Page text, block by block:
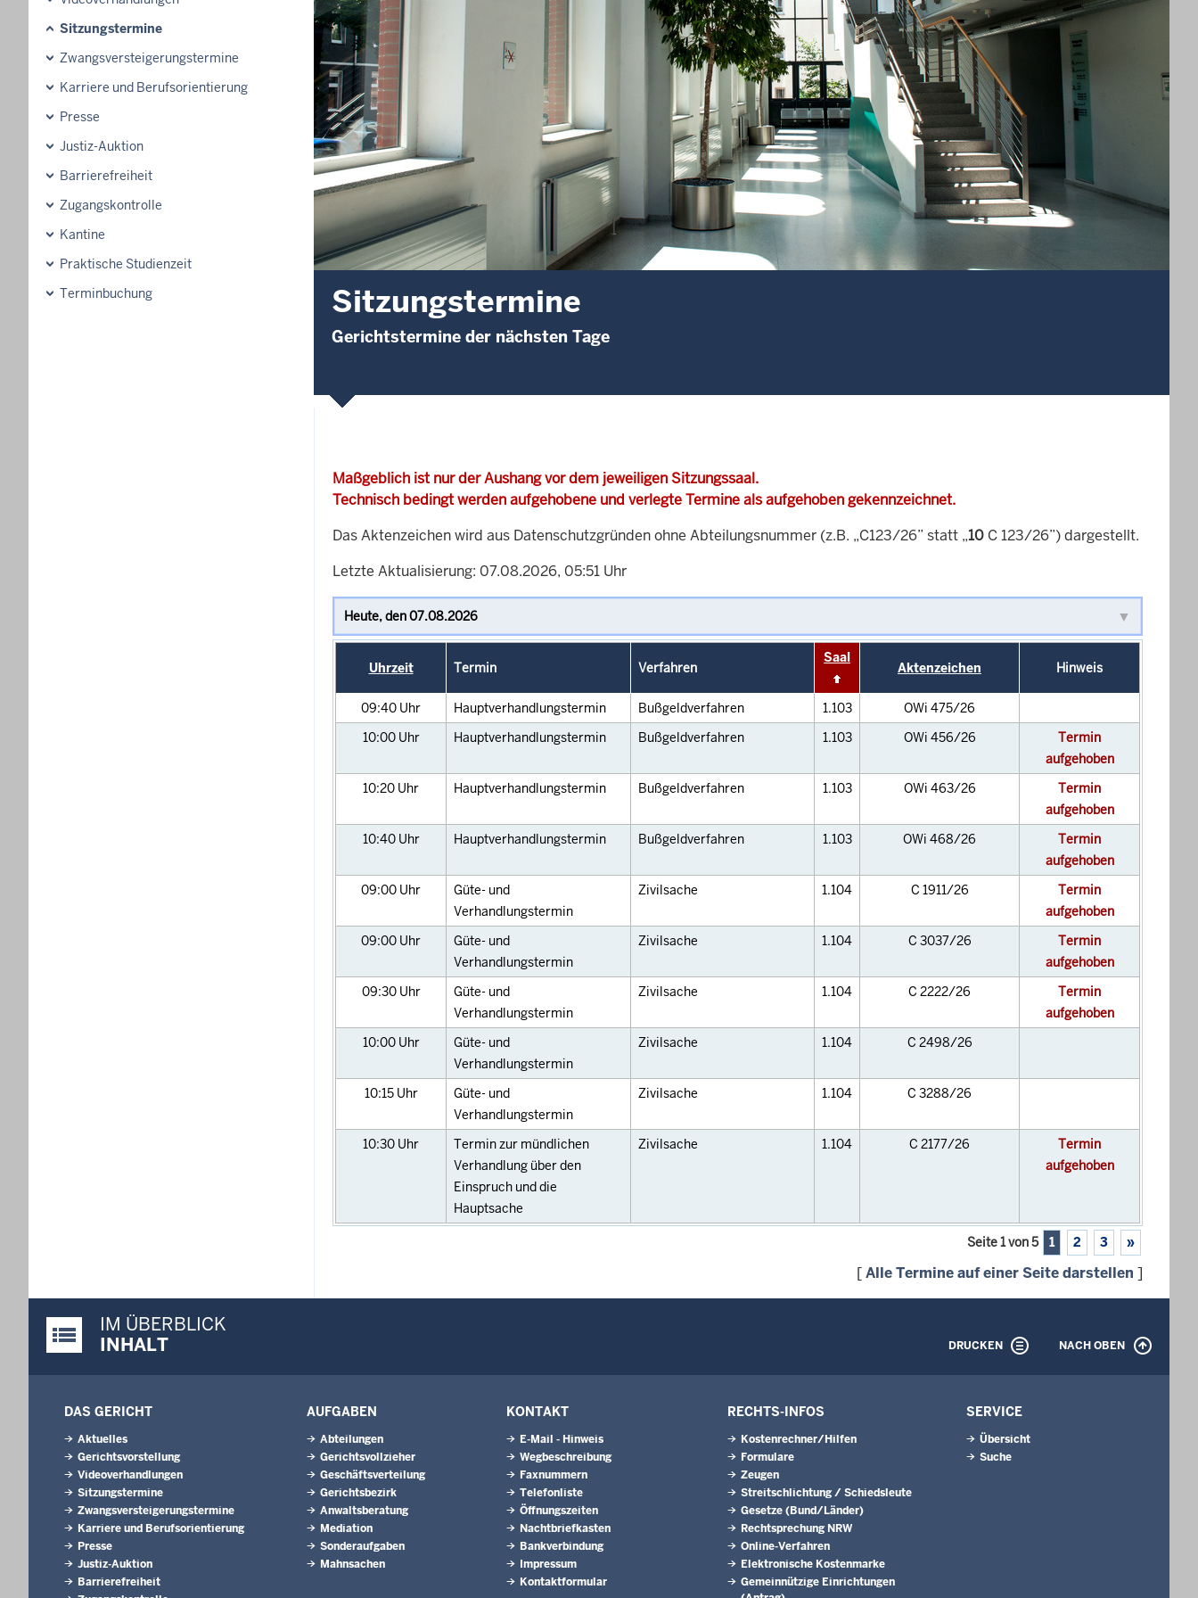
Sitzungstermine
Zwangsversteigerungstermine
Karriere und Berufsorientierung
Presse
Justiz-Auktion
Barrierefreiheit
Zugangskontrolle
Kantine
Praktische Studienzeit
Terminbuchung
Sitzungstermine
Gerichtstermine der nächsten Tage
Maßgeblich ist nur der Aushang vor dem jeweiligen Sitzungssaal.
Technisch bedingt werden aufgehobene und verlegte Termine als aufgehoben gekennzeichnet.
Das Aktenzeichen wird aus Datenschutzgründen ohne Abteilungsnummer (z.B. „C123/26” statt „10 C 123/26”) dargestellt.
Letzte Aktualisierung: 07.08.2026, 05:51 Uhr
Uhrzeit Termin Verfahren
Saal
Aktenzeichen Hinweis
09:40 Uhr Hauptverhandlungstermin Bußgeldverfahren 1.103
OWi 475/26
10:00 Uhr Hauptverhandlungstermin Bußgeldverfahren 1.103 OWi 456/26
Termin
aufgehoben
10:20 Uhr Hauptverhandlungstermin Bußgeldverfahren 1.103 OWi 463/26
Termin
aufgehoben
10:40 Uhr Hauptverhandlungstermin Bußgeldverfahren 1.103 OWi 468/26
Termin
aufgehoben
09:00 Uhr
Güte- und
Verhandlungstermin
Zivilsache 1.104 C 1911/26
Termin
aufgehoben
09:00 Uhr
Güte- und
Verhandlungstermin
Zivilsache 1.104 C 3037/26
Termin
aufgehoben
09:30 Uhr
Güte- und
Verhandlungstermin
Zivilsache 1.104 C 2222/26
Termin
aufgehoben
10:00 Uhr
Güte- und
Verhandlungstermin
Zivilsache 1.104 C 2498/26
10:15 Uhr
Güte- und
Verhandlungstermin
Zivilsache 1.104 C 3288/26
10:30 Uhr
Termin zur mündlichen
Verhandlung über den
Einspruch und die
Hauptsache
Zivilsache 1.104 C 2177/26
Termin
aufgehoben
Seite 1 von 5 1 2 3 »
[Alle Termine auf einer Seite darstellen ]
Justiz-Portal im Überblick:
IM ÜBERBLICK
INHALT
DRUCKEN NACH OBEN
DAS GERICHT
Aktuelles
Gerichtsvorstellung
Videoverhandlungen
Sitzungstermine
Zwangsversteigerungstermine
Karriere und Berufsorientierung
Presse
Justiz-Auktion
Barrierefreiheit
AUFGABEN
Abteilungen
Gerichtsvollzieher
Geschäftsverteilung
Gerichtsbezirk
Anwaltsberatung
Mediation
Sonderaufgaben
Mahnsachen
KONTAKT
E-Mail - Hinweis
Wegbeschreibung
Faxnummern
Telefonliste
Öffnungszeiten
Nachtbriefkasten
Bankverbindung
Impressum
Kontaktformular
RECHTS-INFOS
Kostenrechner/Hilfen
Formulare
Zeugen
Streitschlichtung / Schiedsleute
Gesetze (Bund/Länder)
Rechtsprechung NRW
Online-Verfahren
Elektronische Kostenmarke
Gemeinnützige Einrichtungen
SERVICE
Übersicht
Suche